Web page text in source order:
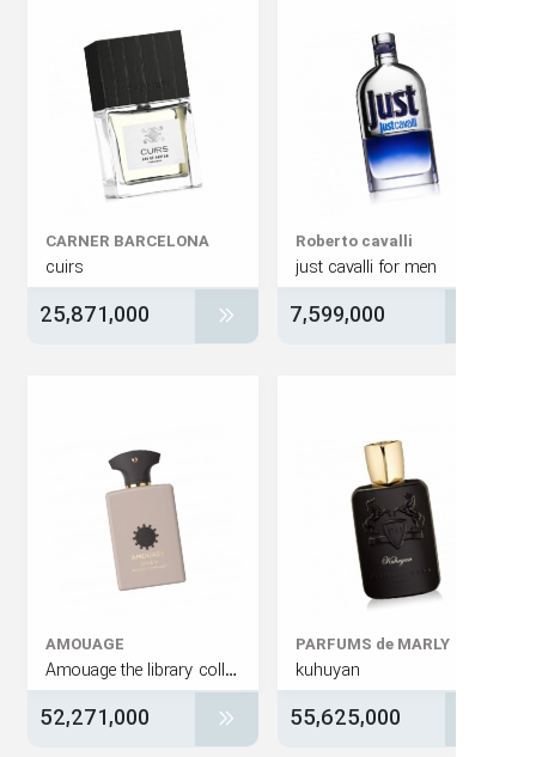
Roberto cavalli
just cavalli for men
7,599,000
CARNER BARCELONA
25,871,000
PARFUMS de MARLY
55,625,000
Amouage the library collection opus v woods symphony
52,271,000